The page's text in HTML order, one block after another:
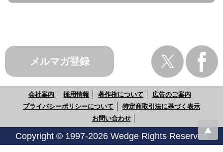
メルマガ登録
会社案内 採用情報 著作権について
広告のご案内
プライバシーポリシーについて
特定商取引法に基づく表示
お問い合わせ
Copyright © 1997-2026 Wedge Rights Reserved